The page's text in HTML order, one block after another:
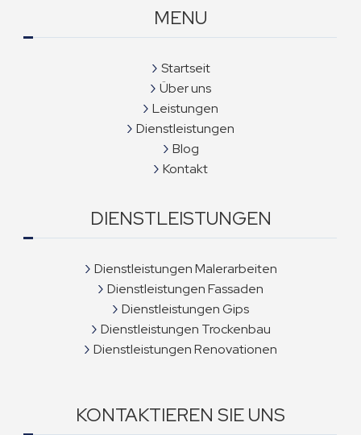
MENU
Startseit
Über uns
Leistungen
Dienstleistungen
Blog
Kontakt
DIENSTLEISTUNGEN
Dienstleistungen Malerarbeiten
Dienstleistungen Fassaden
Dienstleistungen Gips
Dienstleistungen Trockenbau
Dienstleistungen Renovationen
KONTAKTIEREN SIE UNS